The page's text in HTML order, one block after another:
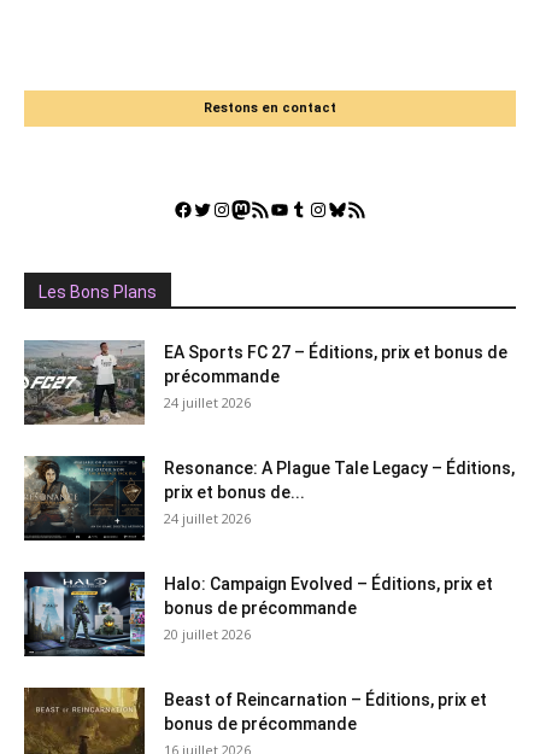
Restons en contact
Facebook
Twitter
Instagram
Mastodon
Flux RSSYouTube
Tumblr
Instagram
Bluesky
GestGame
Les Bons Plans
EA Sports FC 27 – Éditions, prix et bonus de
précommande
24 juillet 2026
Resonance: A Plague Tale Legacy – Éditions,
prix et bonus de...
24 juillet 2026
Halo: Campaign Evolved – Éditions, prix et
bonus de précommande
20 juillet 2026
Beast of Reincarnation – Éditions, prix et
bonus de précommande
16 juillet 2026